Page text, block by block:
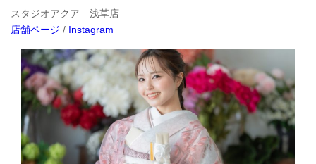
スタジオアクア 浅草店
店舗ページ / Instagram